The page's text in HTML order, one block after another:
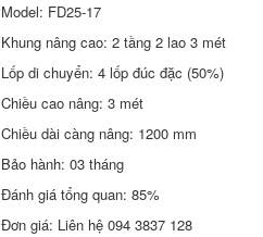
Model: FD25-17
Khung nâng cao: 2 tầng 2 lao 3 mét
Lốp di chuyển: 4 lốp đúc đặc (50%)
Chiều cao nâng: 3 mét
Chiều dài càng nâng: 1200 mm
Bảo hành: 03 tháng
Đánh giá tổng quan: 85%
Đơn giá: Liên hệ 094 3837 128